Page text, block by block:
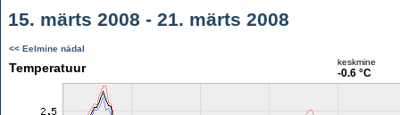
15. märts 2008 - 21. märts 2008
<< Eelmine nädal
Temperatuur keskmine
-0.6 °C